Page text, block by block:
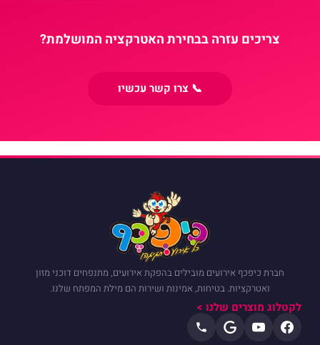
צריכים עזרה בבחירת האטרקציה המושלמת?
📞 צרו קשר עכשיו
חברת כיפכף אירועים מובילים בהפקת אירועים, מתנפחים דוכני מזון
ואטרקציות. בטיחות, אמינות ושירות הם מילת המפתח שלנו.
לקטלוג מוצרים שלנו >